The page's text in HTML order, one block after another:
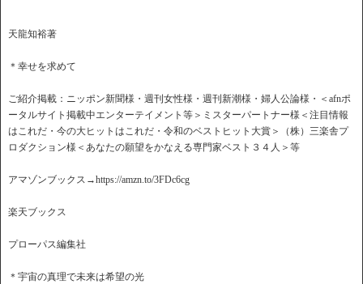
天龍知裕著
＊幸せを求めて
ご紹介掲載：ニッポン新聞様・週刊女性様・週刊新潮様・婦人公論様・＜afnポ
ータルサイト掲載中エンターテイメント等＞ミスターパートナー様＜注目情報
はこれだ・今の大ヒットはこれだ・令和のベストヒット大賞＞（株）三楽舎プ
ロダクション様＜あなたの願望をかなえる専門家ベスト３４人＞等
アマゾンブックス→https://amzn.to/3FDc6cg
楽天ブックス
プローパス編集社
＊宇宙の真理で未来は希望の光